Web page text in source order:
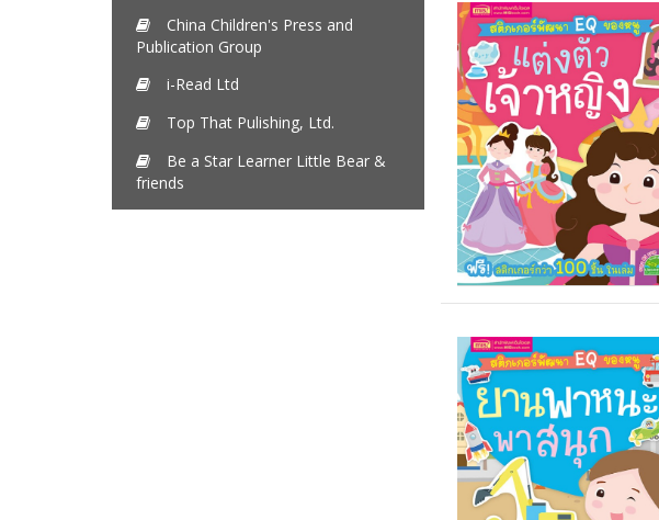
China Children's Press and
Publication Group
i-Read Ltd
Top That Pulishing, Ltd.
Be a Star Learner Little Bear &
friends